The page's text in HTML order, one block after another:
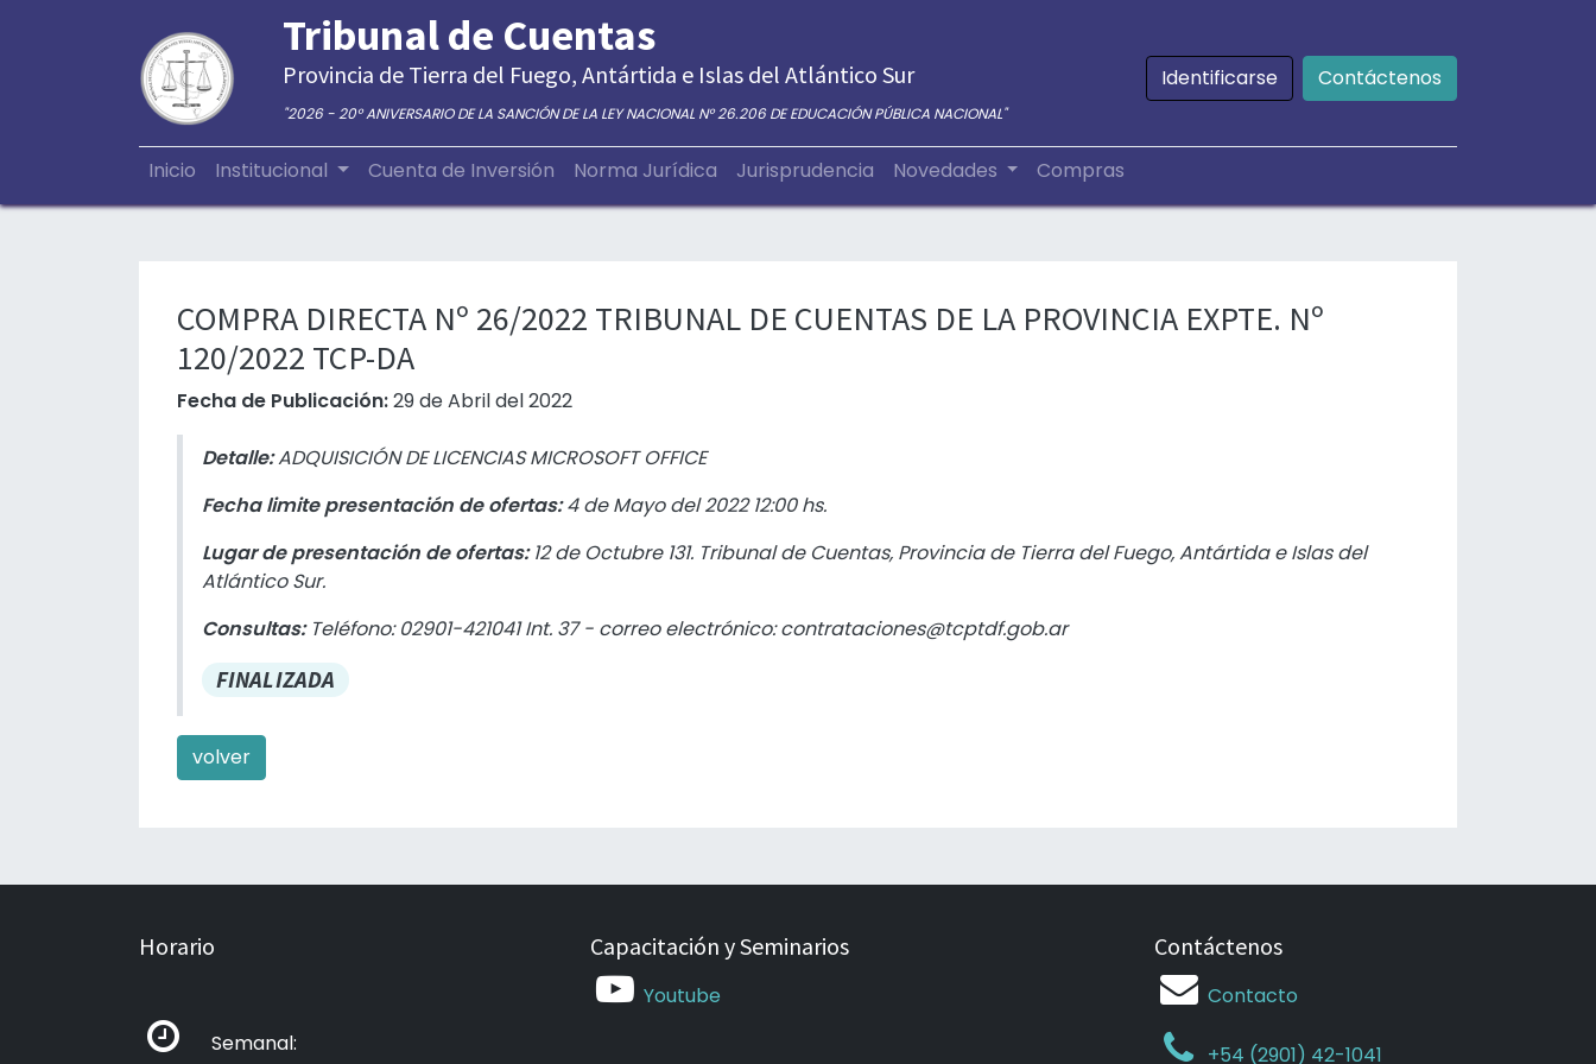
Tribunal de Cuentas
Provincia de Tierra del Fuego, Antártida e Islas del Atlántico Sur
"2026 - 20° ANIVERSARIO DE LA SANCIÓN DE LA LEY NACIONAL N° 26.206 DE EDUCACIÓN PÚBLICA NACIONAL"
Identificarse Contáctenos
Inicio Institucional Cuenta de Inversión Norma Jurídica Jurisprudencia Novedades Compras
COMPRA DIRECTA Nº 26/2022 TRIBUNAL DE CUENTAS DE LA PROVINCIA EXPTE. Nº
120/2022 TCP-DA
Fecha de Publicación:29 de Abril del 2022
Detalle:ADQUISICIÓN DE LICENCIAS MICROSOFT OFFICE
Fecha limite presentación de ofertas:4 de Mayo del 2022 12:00 hs.
Lugar de presentación de ofertas:12 de Octubre 131. Tribunal de Cuentas, Provincia de Tierra del Fuego, Antártida e Islas del
Atlántico Sur.
Consultas: Teléfono: 02901-421041 Int. 37 - correo electrónico: contrataciones@tcptdf.gob.ar
FINALIZADA
volver
Horario
Semanal:
Capacitación y Seminarios
Youtube
Contáctenos
Contacto
+54 (2901) 42-1041